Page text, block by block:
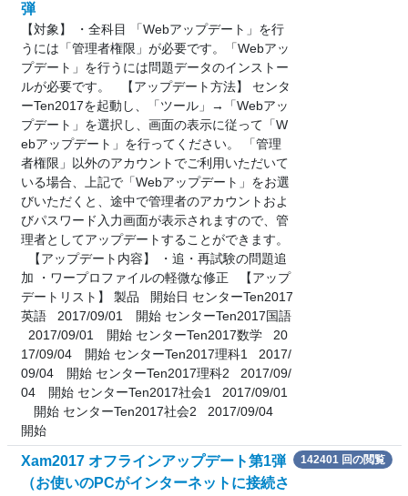
弾
【対象】 ・全科目 「Webアップデート」を行
うには「管理者権限」が必要です。「Webアッ
プデート」を行うには問題データのインストー
ルが必要です。 【アップデート方法】 センタ
ーTen2017を起動し、「ツール」→「Webアッ
プデート」を選択し、画面の表示に従って「W
ebアップデート」を行ってください。 「管理
者権限」以外のアカウントでご利用いただいて
いる場合、上記で「Webアップデート」をお選
びいただくと、途中で管理者のアカウントおよ
びパスワード入力画面が表示されますので、管
理者としてアップデートすることができます。
【アップデート内容】 ・追・再試験の問題追
加 ・ワープロファイルの軽微な修正 【アップ
デートリスト】 製品 開始日 センターTen2017
英語 2017/09/01 開始 センターTen2017国語
2017/09/01 開始 センターTen2017数学 20
17/09/04 開始 センターTen2017理科1 2017/
09/04 開始 センターTen2017理科2 2017/09/
04 開始 センターTen2017社会1 2017/09/01
開始 センターTen2017社会2 2017/09/04
開始
Xam2017 オフラインアップデート第1弾
（お使いのPCがインターネットに接続さ
142401 回の閲覧